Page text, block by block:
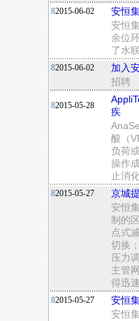
82015-06-02
安恒
安恒
余位
了水
82015-06-02
加入
招聘
82015-05-28
疾
酸（
负荷
操作
止消
82015-05-27
京城
安恒
制的
点式
切换
压力
主管
得迅
82015-05-27
安恒
安恒